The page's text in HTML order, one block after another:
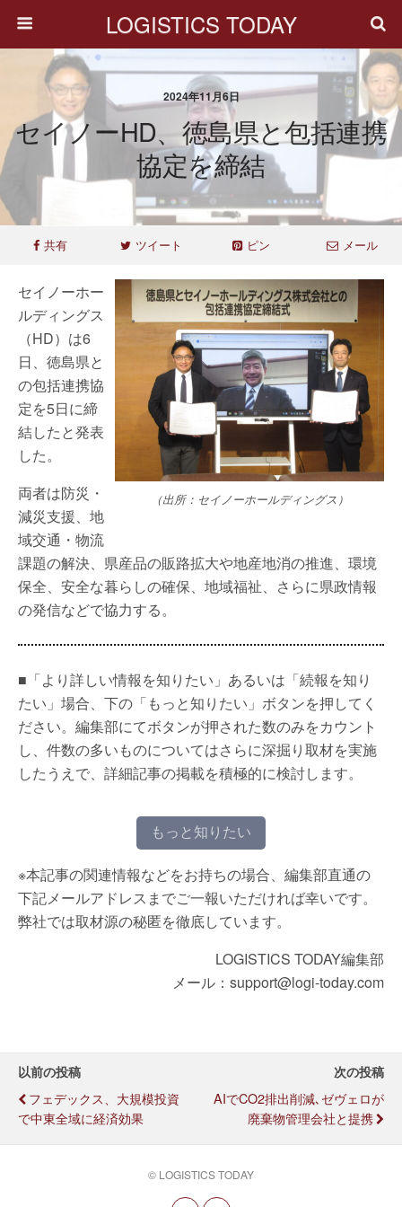
LOGISTICS TODAY
2024年11月6日
セイノーHD、徳島県と包括連携
協定を締結
共有 ツイート ピン メール
（出所：セイノーホールディングス）
セイノーホー
ルディングス
（HD）は6
日、徳島県と
の包括連携協
定を5日に締
結したと発表
した。
両者は防災・
減災支援、地
域交通・物流
課題の解決、県産品の販路拡大や地産地消の推進、環境
保全、安全な暮らしの確保、地域福祉、さらに県政情報
の発信などで協力する。
■「より詳しい情報を知りたい」あるいは「続報を知り
たい」場合、下の「もっと知りたい」ボタンを押してく
ださい。編集部にてボタンが押された数のみをカウント
し、件数の多いものについてはさらに深掘り取材を実施
したうえで、詳細記事の掲載を積極的に検討します。
もっと知りたい
※本記事の関連情報などをお持ちの場合、編集部直通の
下記メールアドレスまでご一報いただければ幸いです。
弊社では取材源の秘匿を徹底しています。
LOGISTICS TODAY編集部
メール：support@logi-today.com
以前の投稿
フェデックス、大規模投資
で中東全域に経済効果
次の投稿
AIでCO2排出削減､ゼヴェロが
廃棄物管理会社と提携
© LOGISTICS TODAY